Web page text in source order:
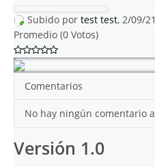
Subido por test test, 2/09/
Promedio (0 Votos)
Comentarios
No hay ningún comentario
Versión 1.0